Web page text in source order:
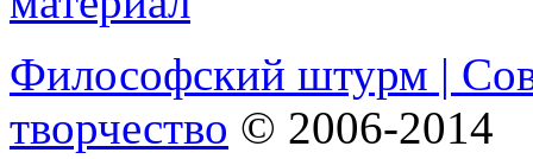
Философский штурм |
творчество © 2006-2014